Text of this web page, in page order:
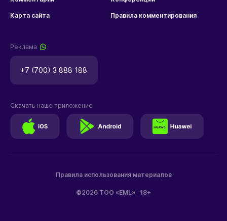
Карта сайта Правила комментирования
Реклама
+7 (700) 3 888 188
©2026 ТОО «EML» 18+
Правила использования материалов
Скачать наше приложение